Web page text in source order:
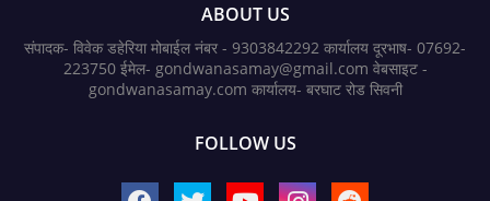
ABOUT US
संपादक- विवेक डहेरिया मोबाईल नंबर - 9303842292 कार्यालय दूरभाष- 07692-
223750 ईमेल- gondwanasamay@gmail.com वेबसाइट -
gondwanasamay.com कार्यालय- बरघाट रोड सिवनी
FOLLOW US